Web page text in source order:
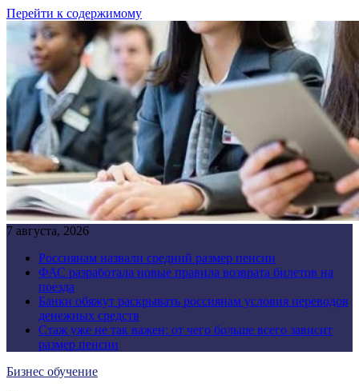
Перейти к содержимому
7 августа, 2026
Россиянам назвали средний размер пенсии
ФАС разработала новые правила возврата билетов на
поезда
Банки обяжут раскрывать россиянам условия переводов
денежных средств
Стаж уже не так важен: от чего больше всего зависит
размер пенсии
Бизнес обучение